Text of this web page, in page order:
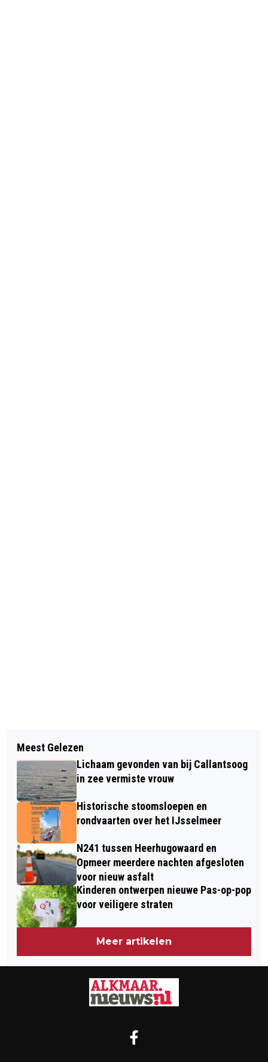
KNIVES OUT! KEERT TERUG MET
EXPLOSIEVE POSTPUNKAVOND IN
VICTORIE
FATBIKER GEWOND NA AANRIJDING
MET AUTO IN ALKMAAR
Meest Gelezen
Lichaam gevonden van bij Callantsoog
in zee vermiste vrouw
Historische stoomsloepen en
rondvaarten over het IJsselmeer
N241 tussen Heerhugowaard en
Opmeer meerdere nachten afgesloten
voor nieuw asfalt
Kinderen ontwerpen nieuwe Pas-op-pop
voor veiligere straten
Meer artikelen